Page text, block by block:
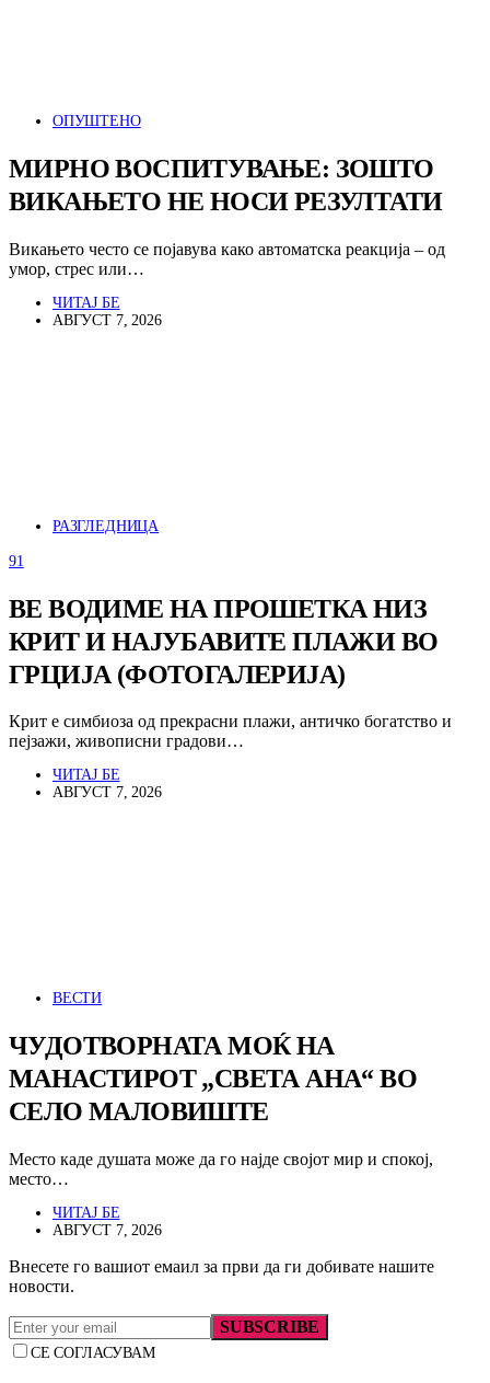
ОПУШТЕНО
МИРНО ВОСПИТУВАЊЕ: ЗОШТО
ВИКАЊЕТО НЕ НОСИ РЕЗУЛТАТИ
Викањето често се појавува како автоматска реакција – од
умор, стрес или…
ЧИТАЈ БЕ
АВГУСТ 7, 2026
РАЗГЛЕДНИЦА
91
ВЕ ВОДИМЕ НА ПРОШЕТКА НИЗ
КРИТ И НАЈУБАВИТЕ ПЛАЖИ ВО
ГРЦИЈА (ФОТОГАЛЕРИЈА)
Крит е симбиоза од прекрасни плажи, античко богатство и
пејзажи, живописни градови…
ЧИТАЈ БЕ
АВГУСТ 7, 2026
ВЕСТИ
ЧУДОТВОРНАТА МОЌ НА
МАНАСТИРОТ „СВЕТА АНА“ ВО
СЕЛО МАЛОВИШТЕ
Место каде душата може да го најде својот мир и спокој,
место…
ЧИТАЈ БЕ
АВГУСТ 7, 2026
Внесете го вашиот емаил за први да ги добивате нашите
новости.
SUBSCRIBE
СЕ СОГЛАСУВАМ